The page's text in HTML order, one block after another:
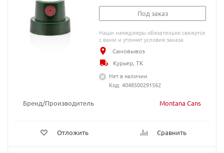
Бренд/Производитель Montana Cans
Отложить Сравнить
Под заказ
Наши менеджеры обязательно свяжутся
с вами и уточнят условия заказа
Самовывоз
Курьер, ТК
Нет в наличии
Код: 4048500291562